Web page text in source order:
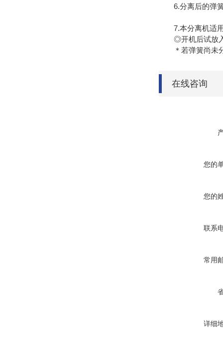
6.分离后的弹簧
7.本分离机适用
◎开机后试放入
＊若弹簧尚未分
在线咨询
您的
您的
联系
常用
详细